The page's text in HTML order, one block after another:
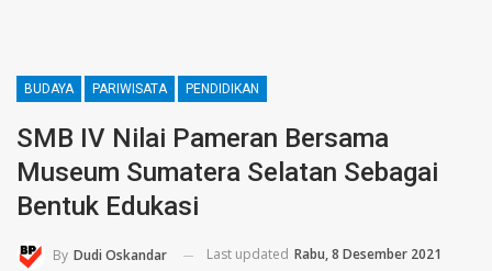
BUDAYA PARIWISATA PENDIDIKAN
SMB IV Nilai Pameran Bersama
Museum Sumatera Selatan Sebagai
Bentuk Edukasi
By Dudi Oskandar Last updated Rabu, 8 Desember 2021